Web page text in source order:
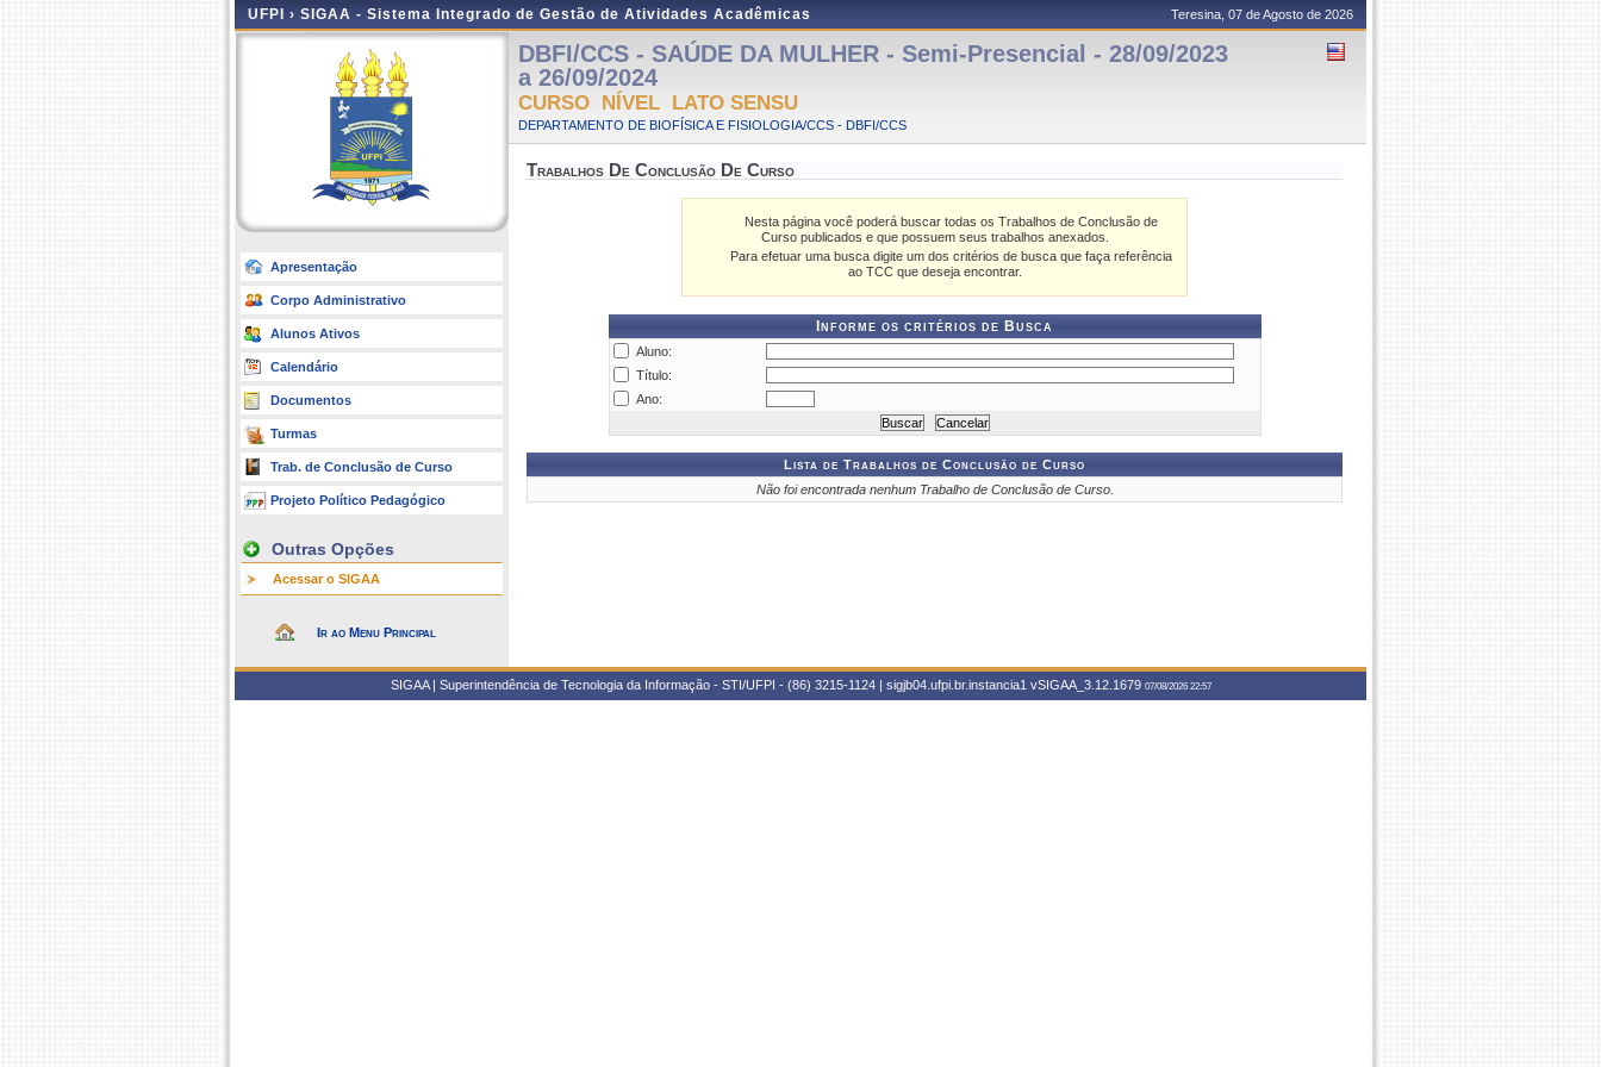
UFPI › SIGAA - Sistema Integrado de Gestão de Atividades Acadêmicas Teresina, 07 de Agosto de 2026
Apresentação
Corpo Administrativo
Alunos Ativos
Calendário
Documentos
Turmas
Trab. de Conclusão de Curso
Projeto Político Pedagógico
Outras Opções
Acessar o SIGAA
Ir ao Menu Principal
DBFI/CCS - SAÚDE DA MULHER - Semi-Presencial - 28/09/2023
a 26/09/2024
CURSO NÍVEL LATO SENSU
DEPARTAMENTO DE BIOFÍSICA E FISIOLOGIA/CCS - DBFI/CCS
Trabalhos De Conclusão De Curso
Nesta página você poderá buscar todas os Trabalhos de Conclusão de
Curso publicados e que possuem seus trabalhos anexados.
Para efetuar uma busca digite um dos critérios de busca que faça referência
ao TCC que deseja encontrar.
Informe os critérios de Busca
Aluno:
Título:
Ano:
Lista de Trabalhos de Conclusão de Curso
Não foi encontrada nenhum Trabalho de Conclusão de Curso.
SIGAA | Superintendência de Tecnologia da Informação - STI/UFPI - (86) 3215-1124 | sigjb04.ufpi.br.instancia1 vSIGAA_3.12.1679 07/08/2026 22:57